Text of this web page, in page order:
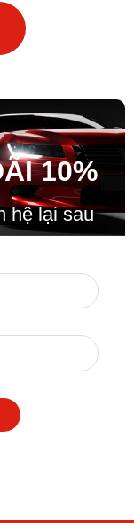
I10%
hệ lại sau